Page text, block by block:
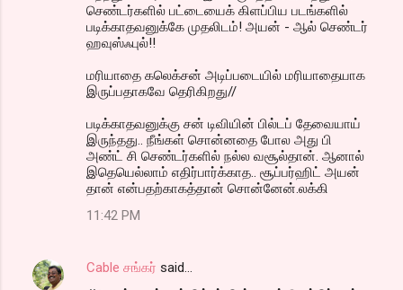
செண்டர்களில் பட்டையைக் கிளப்பிய படங்களில்
படிக்காதவனுக்கே முதலிடம்! அயன் - ஆல் செண்டர்
ஹவுஸ்ஃபுல்!!
மரியாதை கலெக்சன் அடிப்படையில் மரியாதையாக
இருப்பதாகவே தெரிகிறது//
படிக்காதவனுக்கு சன் டிவியின் பில்டப் தேவையாய்
இருந்தது.. நீங்கள் சொன்னதை போல அது பி
அண்ட் சி செண்டர்களில் நல்ல வசூல்தான். ஆனால்
இதெயெல்லாம் எதிர்பார்க்காத.. சூப்பர்ஹிட் அயன்
தான் என்பதற்காகத்தான் சொன்னேன்.லக்கி
11:42 PM
Cable சங்கர் said…